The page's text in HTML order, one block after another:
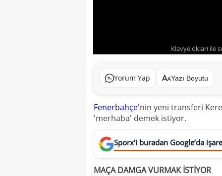
Klavye okları ile
Yorum Yap Yazı Boyutu
Fenerbahçe'nin yeni transferi
'merhaba' demek istiyor.
Sporx’i buradan Google’da
MAÇA DAMGA VURMAK İSTİYOR